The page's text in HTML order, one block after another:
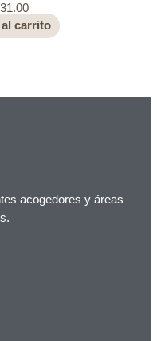
carrito
acogedores y áreas